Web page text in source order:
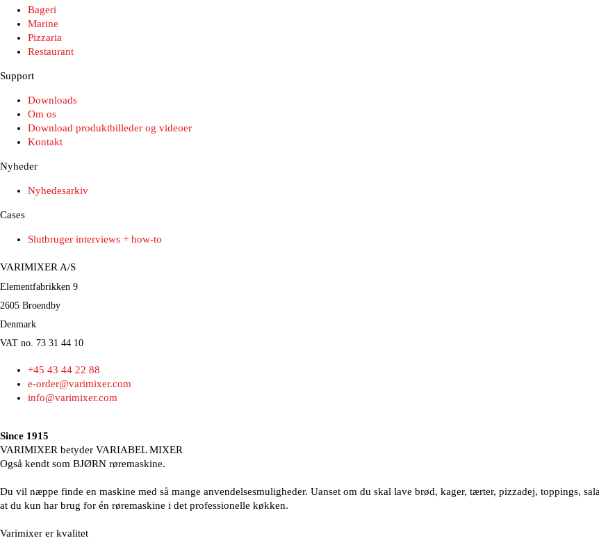
Bageri
Marine
Pizzaria
Restaurant
Support
Downloads
Om os
Download produktbilleder og videoer
Kontakt
Nyheder
Nyhedesarkiv
Cases
Slutbruger interviews + how-to
VARIMIXER A/S
Elementfabrikken 9
2605 Broendby
Denmark
VAT no. 73 31 44 10
+45 43 44 22 88
e-order@varimixer.com
info@varimixer.com
Since 1915
VARIMIXER betyder VARIABEL MIXER
Også kendt som BJØRN røremaskine.
Du vil næppe finde en maskine med så mange anvendelsesmuligheder. Uanset om du skal lave brød, kager, tærter, pizzadej, toppings,
at du kun har brug for én røremaskine i det professionelle køkken.
Varimixer er kvalitet